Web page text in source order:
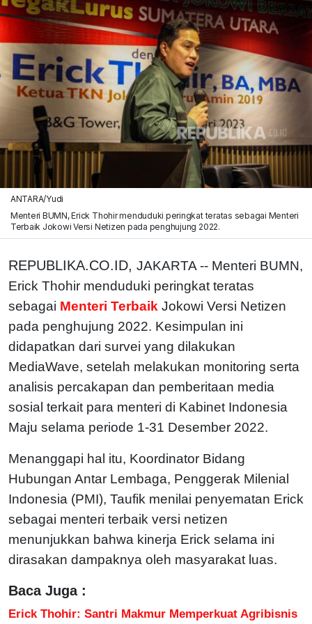
ANTARA/Yudi
Menteri BUMN, Erick Thohir menduduki peringkat teratas sebagai Menteri
Terbaik Jokowi Versi Netizen pada penghujung 2022.
REPUBLIKA.CO.ID, JAKARTA -- Menteri BUMN,
Erick Thohir menduduki peringkat teratas
sebagai Menteri Terbaik Jokowi Versi Netizen
pada penghujung 2022. Kesimpulan ini
didapatkan dari survei yang dilakukan
MediaWave, setelah melakukan monitoring serta
analisis percakapan dan pemberitaan media
sosial terkait para menteri di Kabinet Indonesia
Maju selama periode 1-31 Desember 2022.
Menanggapi hal itu, Koordinator Bidang
Hubungan Antar Lembaga, Penggerak Milenial
Indonesia (PMI), Taufik menilai penyematan Erick
sebagai menteri terbaik versi netizen
menunjukkan bahwa kinerja Erick selama ini
dirasakan dampaknya oleh masyarakat luas.
Baca Juga :
Erick Thohir: Santri Makmur Memperkuat Agribisnis